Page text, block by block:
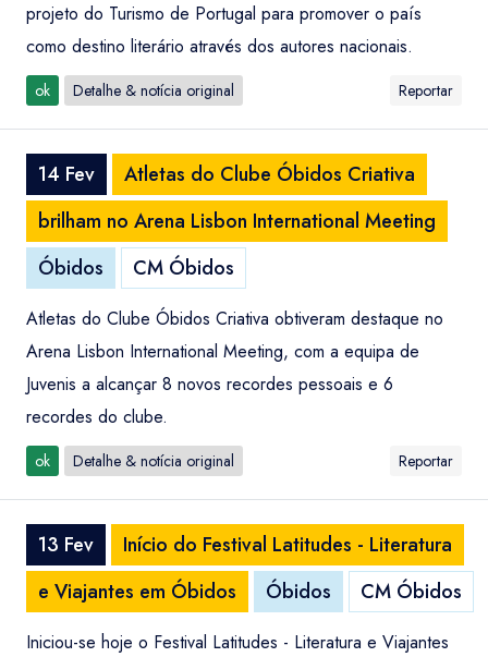
projeto do Turismo de Portugal para promover o país
como destino literário através dos autores nacionais.
ok Detalhe & notícia original Reportar
14 Fev
Atletas do Clube Óbidos Criativa
brilham no Arena Lisbon International Meeting
Óbidos
CM Óbidos
Atletas do Clube Óbidos Criativa obtiveram destaque no
Arena Lisbon International Meeting, com a equipa de
Juvenis a alcançar 8 novos recordes pessoais e 6
recordes do clube.
ok Detalhe & notícia original Reportar
13 Fev
Início do Festival Latitudes - Literatura
e Viajantes em Óbidos
Óbidos CM Óbidos
Iniciou-se hoje o Festival Latitudes - Literatura e Viajantes